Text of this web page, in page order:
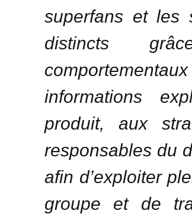
superfans et les
distincts
informations
produit, aux
responsables du
afin d’exploiter
groupe et de